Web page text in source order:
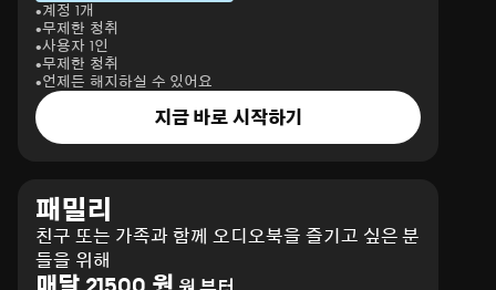
계정 1개
무제한 청취
사용자 1인
무제한 청취
언제든 해지하실 수 있어요
지금 바로 시작하기
패밀리
친구 또는 가족과 함께 오디오북을 즐기고 싶은 분
들을 위해